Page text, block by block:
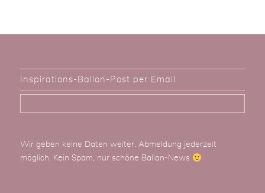
Inspirations-Ballon-Post per Email
Wir geben keine Daten weiter. Abmeldung jederzeit
möglich. Kein Spam, nur schöne Ballon-News